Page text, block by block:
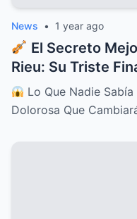
News • 1 year ago
El Secreto
Rieu: Su Triste
Contar
Lo Que Nadie
Dolorosa Que